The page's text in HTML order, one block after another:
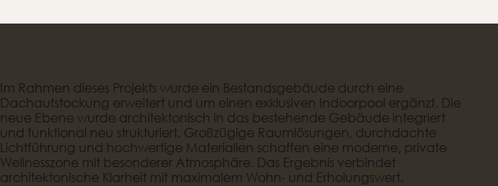
Im Rahmen dieses Projekts wurde ein Bestandsgebäude durch eine
Dachaufstockung erweitert und um einen exklusiven Indoorpool ergänzt. Die
neue Ebene wurde architektonisch in das bestehende Gebäude integriert
und funktional neu strukturiert. Großzügige Raumlösungen, durchdachte
Lichtführung und hochwertige Materialien schaffen eine moderne, private
Wellnesszone mit besonderer Atmosphäre. Das Ergebnis verbindet
architektonische Klarheit mit maximalem Wohn- und Erholungswert.